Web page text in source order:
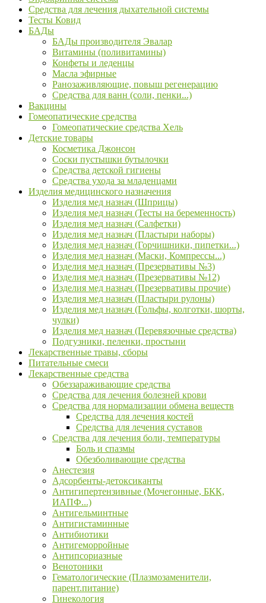
Средства для лечения дыхательной системы
Тесты Ковид
БАДы
БАДы производителя Эвалар
Витамины (поливитамины)
Конфеты и леденцы
Масла эфирные
Ранозаживляющие, повыш регенерацию
Средства для ванн (соли, пенки...)
Вакцины
Гомеопатические средства
Гомеопатические средства Хель
Детские товары
Косметика Джонсон
Соски пустышки бутылочки
Средства детской гигиены
Средства ухода за младенцами
Изделия медицинского назначения
Изделия мед назнач (Шприцы)
Изделия мед назнач (Тесты на беременность)
Изделия мед назнач (Салфетки)
Изделия мед назнач (Пластыри наборы)
Изделия мед назнач (Горчишники, пипетки...)
Изделия мед назнач (Маски, Компрессы...)
Изделия мед назнач (Презервативы №3)
Изделия мед назнач (Презервативы №12)
Изделия мед назнач (Презервативы прочие)
Изделия мед назнач (Пластыри рулоны)
Изделия мед назнач (Гольфы, колготки, шорты,
чулки)
Изделия мед назнач (Перевязочные средства)
Подгузники, пеленки, простыни
Лекарственные травы, сборы
Питательные смеси
Лекарственные средства
Обеззараживающие средства
Средства для лечения болезней крови
Средства для нормализации обмена веществ
Средства для лечения костей
Средства для лечения суставов
Средства для лечения боли, температуры
Боль и спазмы
Обезболивающие средства
Анестезия
Адсорбенты-детоксиканты
Антигипертензивные (Мочегонные, БКК,
ИАПФ...)
Антигельминтные
Антигистаминные
Антибиотики
Антигеморройные
Антипсориазные
Венотоники
Гематологические (Плазмозаменители,
парент.питание)
Гинекология